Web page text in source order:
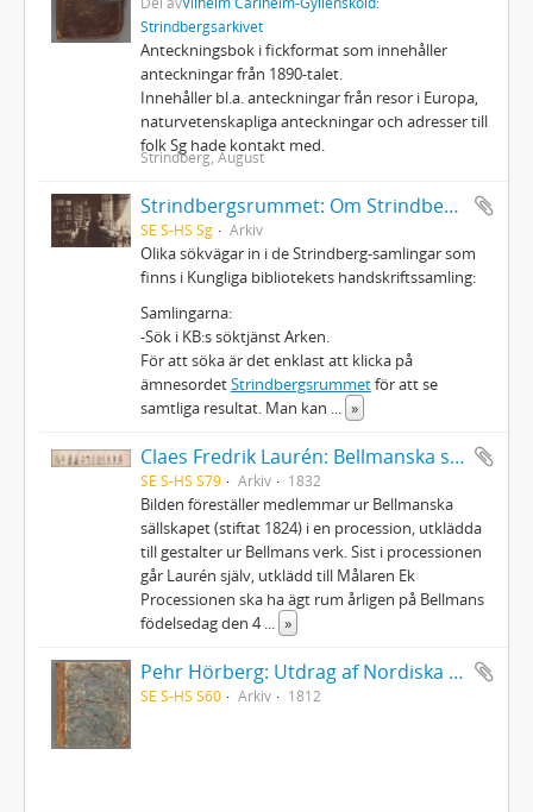
Strindbergsarkivet
Anteckningsbok i fickformat som innehåller
anteckningar från 1890-talet.
Innehåller bl.a. anteckningar från resor i Europa,
naturvetenskapliga anteckningar och adresser till
folk Sg hade kontakt med.
Strindberg, August
Strindbergsrummet: Om Strindbergssamlingarna på Kungliga biblioteket
SE S-HS Sg Arkiv
Olika sökvägar in i de Strindberg-samlingar som
finns i Kungliga bibliotekets handskriftssamling:
Samlingarna:
-Sök i KB:s söktjänst Arken.
För att söka är det enklast att klicka på
ämnesordetStrindbergsrummetför att se
samtliga resultat. Man kan
»
Claes Fredrik Laurén: Bellmanska sällskapets procession
SE S-HS S79 Arkiv 1832
Bilden föreställer medlemmar ur Bellmanska
sällskapet (stiftat 1824) i en procession, utklädda
till gestalter ur Bellmans verk. Sist i processionen
går Laurén själv, utklädd till Målaren Ek
Processionen ska ha ägt rum årligen på Bellmans
födelsedag den 4
»
Pehr Hörberg: Utdrag af Nordiska Konungars Chrönica och Edda Islandorum
SE S-HS S60 Arkiv 1812